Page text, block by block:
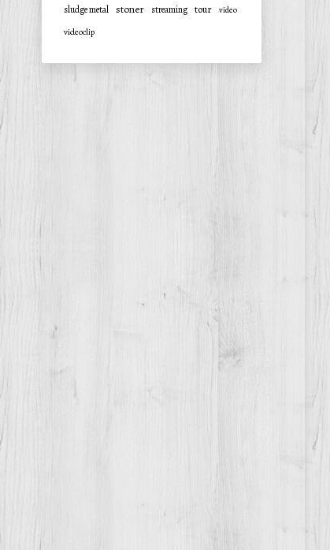
sludge metal stoner streaming tour
video
videoclip